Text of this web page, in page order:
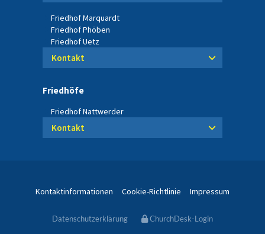
Friedhof Marquardt
Friedhof Phöben
Friedhof Uetz
Kontakt
Friedhöfe
Friedhof Nattwerder
Kontakt
Kontaktinformationen Cookie-Richtlinie Impressum
Datenschutzerklärung ChurchDesk-Login